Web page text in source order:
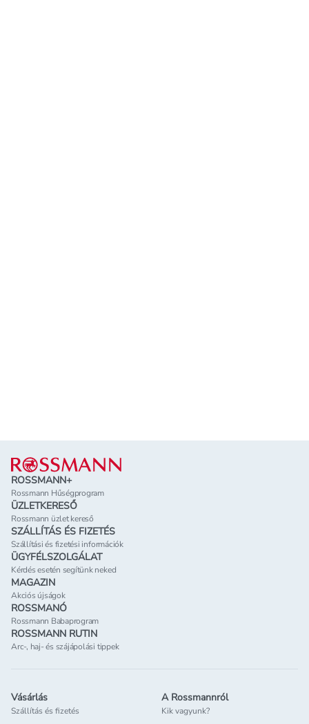
Lábléc
ROSSMANN+
Rossmann Hűségprogram
ÜZLETKERESŐ
Rossmann üzlet kereső
SZÁLLÍTÁS ÉS FIZETÉS
Szállítási és fizetési információk
ÜGYFÉLSZOLGÁLAT
Kérdés esetén segítünk neked
MAGAZIN
Akciós újságok
ROSSMANÓ
Rossmann Babaprogram
ROSSMANN RUTIN
Arc-, haj- és szájápolási tippek
Vásárlás
Szállítás és fizetés
A Rossmannról
Kik vagyunk?